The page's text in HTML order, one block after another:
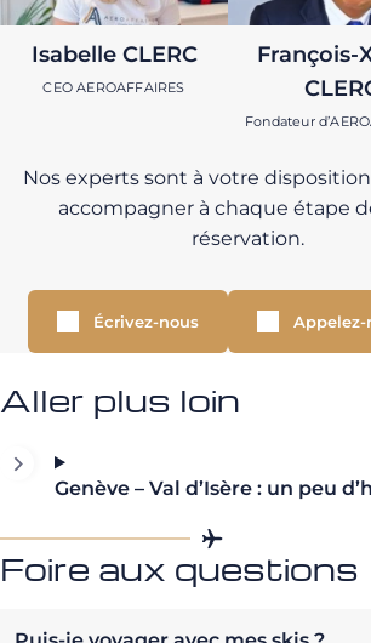
Isabelle CLERC
CEO AEROAFFAIRES
François-
Fondateur
Nos experts sont à votre
accompagner à chaque étape
réservation.
Écrivez-nous Appelez-
Aller plus loin
Genève – Val d’Isère : un peu
Foire aux questions